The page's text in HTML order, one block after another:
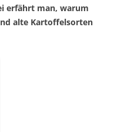
erfährt man, warum
alte Kartoffelsorten